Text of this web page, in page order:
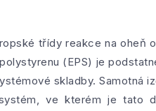
třídy reakce na oheň
(EPS) je
skladby. Samotná
ve kterém je tato